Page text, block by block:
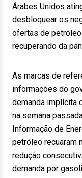
Árabes Unidos
desbloquear os
ofertas de
recuperando da
As marcas de
informações do
demanda implícita
na semana
Informação de
petróleo recuaram
redução
demanda por